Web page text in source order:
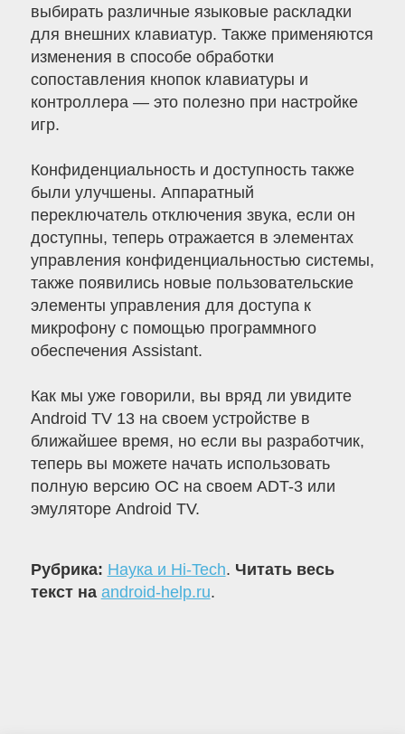
выбирать различные языковые раскладки
для внешних клавиатур. Также применяются
изменения в способе обработки
сопоставления кнопок клавиатуры и
контроллера — это полезно при настройке
игр.
Конфиденциальность и доступность также
были улучшены. Аппаратный
переключатель отключения звука, если он
доступны, теперь отражается в элементах
управления конфиденциальностью системы,
также появились новые пользовательские
элементы управления для доступа к
микрофону с помощью программного
обеспечения Assistant.
Как мы уже говорили, вы вряд ли увидите
Android TV 13 на своем устройстве в
ближайшее время, но если вы разработчик,
теперь вы можете начать использовать
полную версию ОС на своем ADT-3 или
эмуляторе Android TV.
Рубрика: Наука и Hi-Tech. Читать весь
текст на android-help.ru.